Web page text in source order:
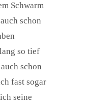
Schwarm
schon
so tief
schon
fast sogar
seine